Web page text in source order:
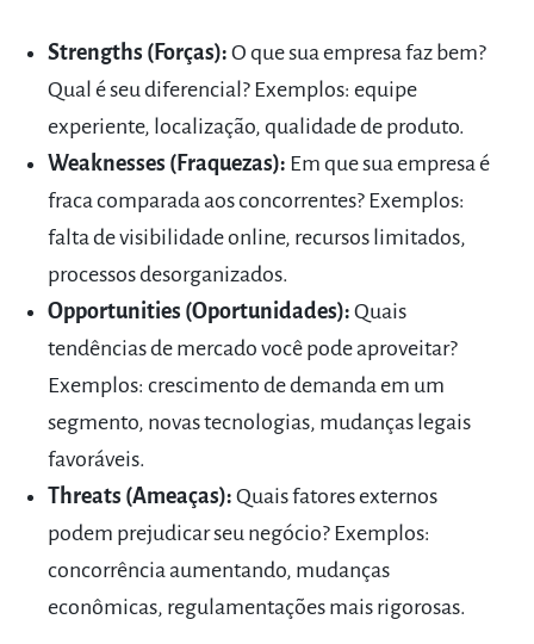
Strengths (Forças): O que sua empresa faz bem?
Qual é seu diferencial? Exemplos: equipe
experiente, localização, qualidade de produto.
Weaknesses (Fraquezas): Em que sua empresa é
fraca comparada aos concorrentes? Exemplos:
falta de visibilidade online, recursos limitados,
processos desorganizados.
Opportunities (Oportunidades): Quais
tendências de mercado você pode aproveitar?
Exemplos: crescimento de demanda em um
segmento, novas tecnologias, mudanças legais
favoráveis.
Threats (Ameaças): Quais fatores externos
podem prejudicar seu negócio? Exemplos:
concorrência aumentando, mudanças
econômicas, regulamentações mais rigorosas.